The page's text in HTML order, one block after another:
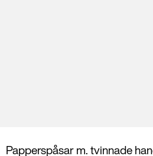
Papperspåsar m. tvinnade